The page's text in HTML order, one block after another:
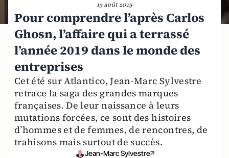
13 août 2019
Pour comprendre l’après Carlos
Ghosn, l’affaire qui a terrassé
l’année 2019 dans le monde des
entreprises
Cet été sur Atlantico, Jean-Marc Sylvestre
retrace la saga des grandes marques
françaises. De leur naissance à leurs
mutations forcées, ce sont des histoires
d’hommes et de femmes, de rencontres, de
trahisons mais surtout de succès.
Jean-Marc Sylvestre